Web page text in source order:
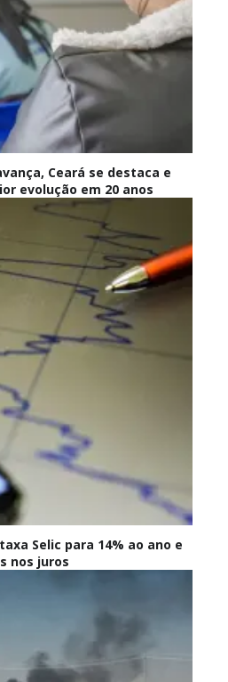
Ceará se destaca e
evolução em 20 anos
Selic para 14% ao ano e
nos juros